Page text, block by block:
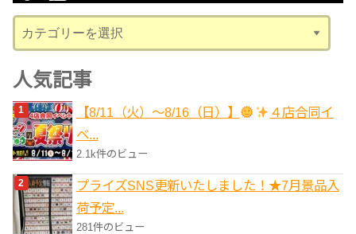
ブ
テ
ゴ
リ
ー
人気記事
【8/11（火）～8/16（日）】
４店合同イ
ベ...
2.1k件のビュー
プライズSNS更新いたしました！★7月景品入
荷予定...
281件のビュー